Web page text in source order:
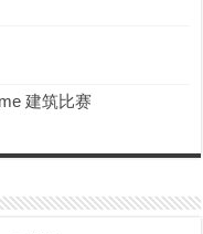
建筑比赛